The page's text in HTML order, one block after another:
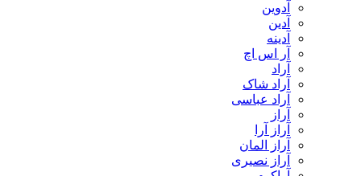
آدوین
آدین
آدینه
آر اس اچ
آراد
آراد شاک
آراد عباسی
آراز
آراز آرا
آراز المان
آراز نصیری